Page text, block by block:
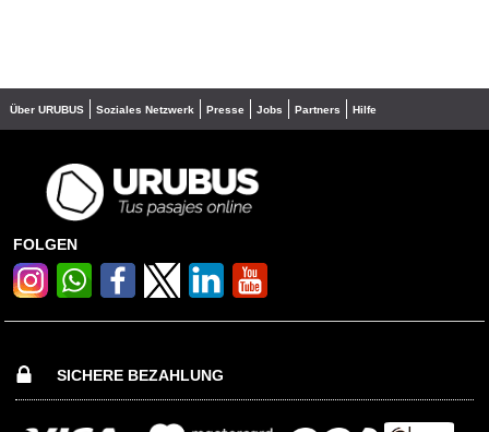
Über URUBUS Soziales Netzwerk Presse Jobs Partners Hilfe
FOLGEN
SICHERE BEZAHLUNG